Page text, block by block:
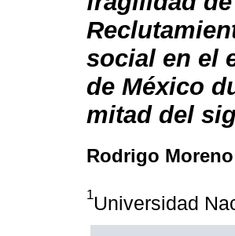
social en el
de México
mitad del
Rodrigo
1Universidad